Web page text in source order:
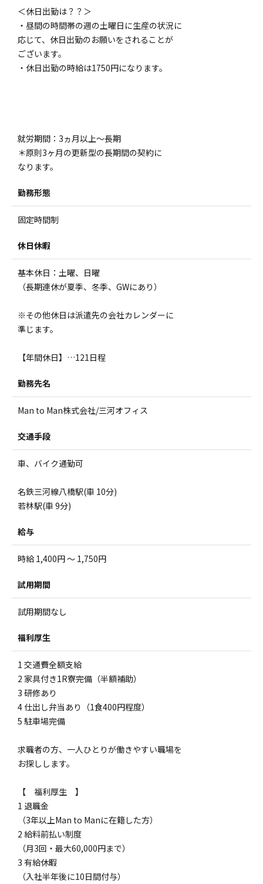
＜休日出勤は？？＞
・昼間の時間帯の週の土曜日に生産の状況に
応じて、休日出勤のお願いをされることが
ございます。
・休日出勤の時給は1750円になります。
就労期間：3ヵ月以上～長期
＊原則3ヶ月の更新型の長期間の契約に
なります。
勤務形態
固定時間制
休日休暇
基本休日：土曜、日曜
（長期連休が夏季、冬季、GWにあり）
※その他休日は派遣先の会社カレンダーに
準じます。
【年間休日】…121日程
勤務先名
Man to Man株式会社/三河オフィス
交通手段
車、バイク通勤可
名鉄三河線八橋駅(車 10分)
若林駅(車 9分)
給与
時給 1,400円 ～ 1,750円
試用期間
試用期間なし
福利厚生
1 交通費全額支給
2 家具付き1R寮完備（半額補助）
3 研修あり
4 仕出し弁当あり（1食400円程度）
5 駐車場完備
求職者の方、一人ひとりが働きやすい職場を
お探しします。
【 福利厚生 】
1 退職金
（3年以上Man to Manに在籍した方）
2 給料前払い制度
（月3回・最大60,000円まで）
3 有給休暇
（入社半年後に10日間付与）